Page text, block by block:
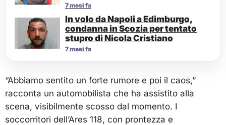
7 mesi fa
In volo da Napoli a Edimburgo,
condanna in Scozia per tentato
stupro di Nicola Cristiano
7 mesi fa
“Abbiamo sentito un forte rumore e poi il caos,”
racconta un automobilista che ha assistito alla
scena, visibilmente scosso dal momento. I
soccorritori dell’Ares 118, con prontezza e